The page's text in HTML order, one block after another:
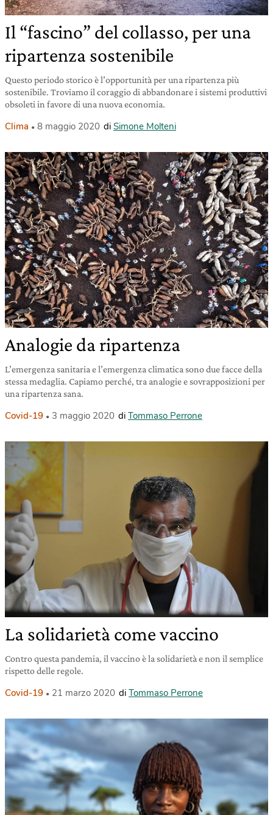
Il “fascino” del collasso, per una
ripartenza sostenibile
Questo periodo storico è l’opportunità per una ripartenza più
sostenibile. Troviamo il coraggio di abbandonare i sistemi produttivi
obsoleti in favore di una nuova economia.
Clima 8 maggio 2020 di Simone Molteni
Analogie da ripartenza
L’emergenza sanitaria e l’emergenza climatica sono due facce della
stessa medaglia. Capiamo perché, tra analogie e sovrapposizioni per
una ripartenza sana.
Covid-19 3 maggio 2020 di Tommaso Perrone
La solidarietà come vaccino
Contro questa pandemia, il vaccino è la solidarietà e non il semplice
rispetto delle regole.
Covid-19 21 marzo 2020 di Tommaso Perrone